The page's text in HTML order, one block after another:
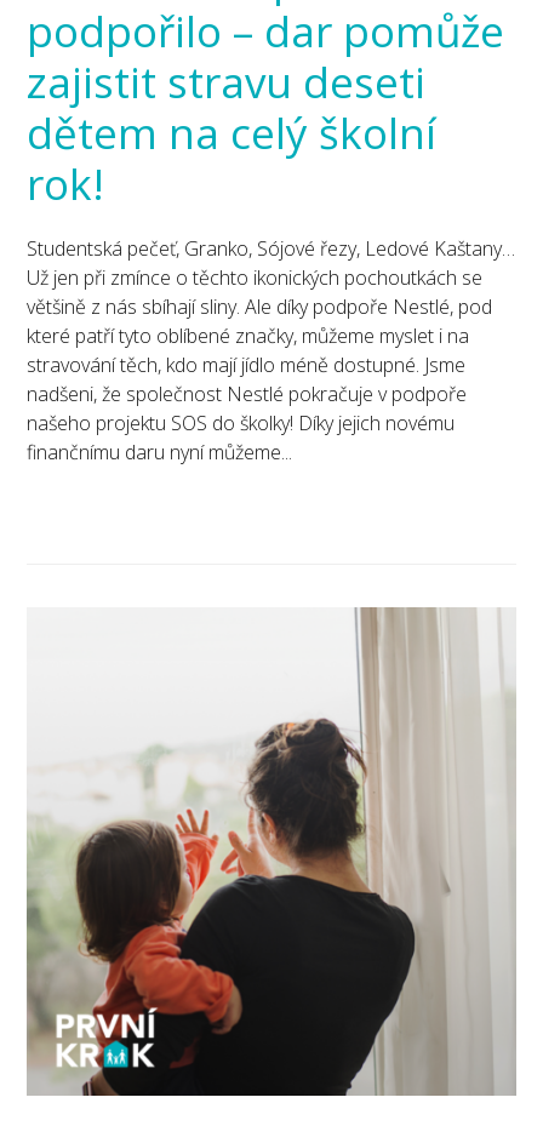
podpořilo – dar pomůže
zajistit stravu deseti
dětem na celý školní
rok!
Studentská pečeť, Granko, Sójové řezy, Ledové Kaštany…
Už jen při zmínce o těchto ikonických pochoutkách se
většině z nás sbíhají sliny. Ale díky podpoře Nestlé, pod
které patří tyto oblíbené značky, můžeme myslet i na
stravování těch, kdo mají jídlo méně dostupné. Jsme
nadšeni, že společnost Nestlé pokračuje v podpoře
našeho projektu SOS do školky! Díky jejich novému
finančnímu daru nyní můžeme...